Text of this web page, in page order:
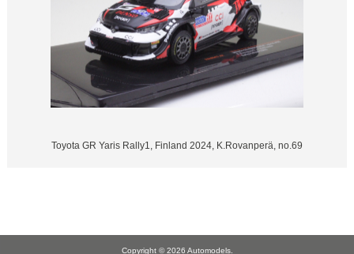
Toyota GR Yaris Rally1, Finland 2024, K.Rovanperä, no.69
Copyright © 2026 Automodels.